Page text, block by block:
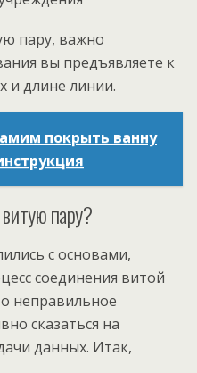
пару, важно
вы предъявляете к
и длине линии.
покрыть ванну
пару?
с основами,
соединения витой
неправильное
сказаться на
данных. Итак,